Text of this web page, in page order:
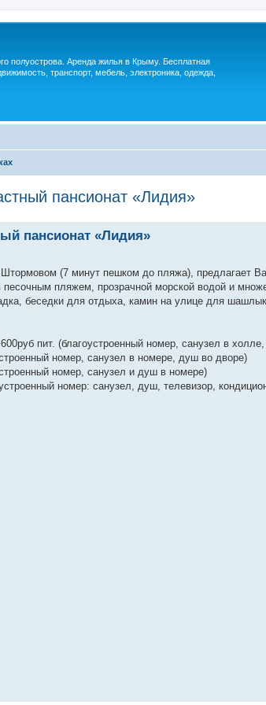
полуострова. Аренда жилья в Крыму. Бесплатная
транспорт, мебель, электроника, одежда,
пансионат «Лидия»
пансионат «Лидия»
(7 минут пешком до пляжа), предлагает
пляжем, прозрачной морской водой и
беседки для отдыха, камин на улице для
пит. (благоустроенный номер, санузел в
номер, санузел в номере, душ во дворе)
номер, санузел и душ в номере)
номер: санузел, душ, телевизор,